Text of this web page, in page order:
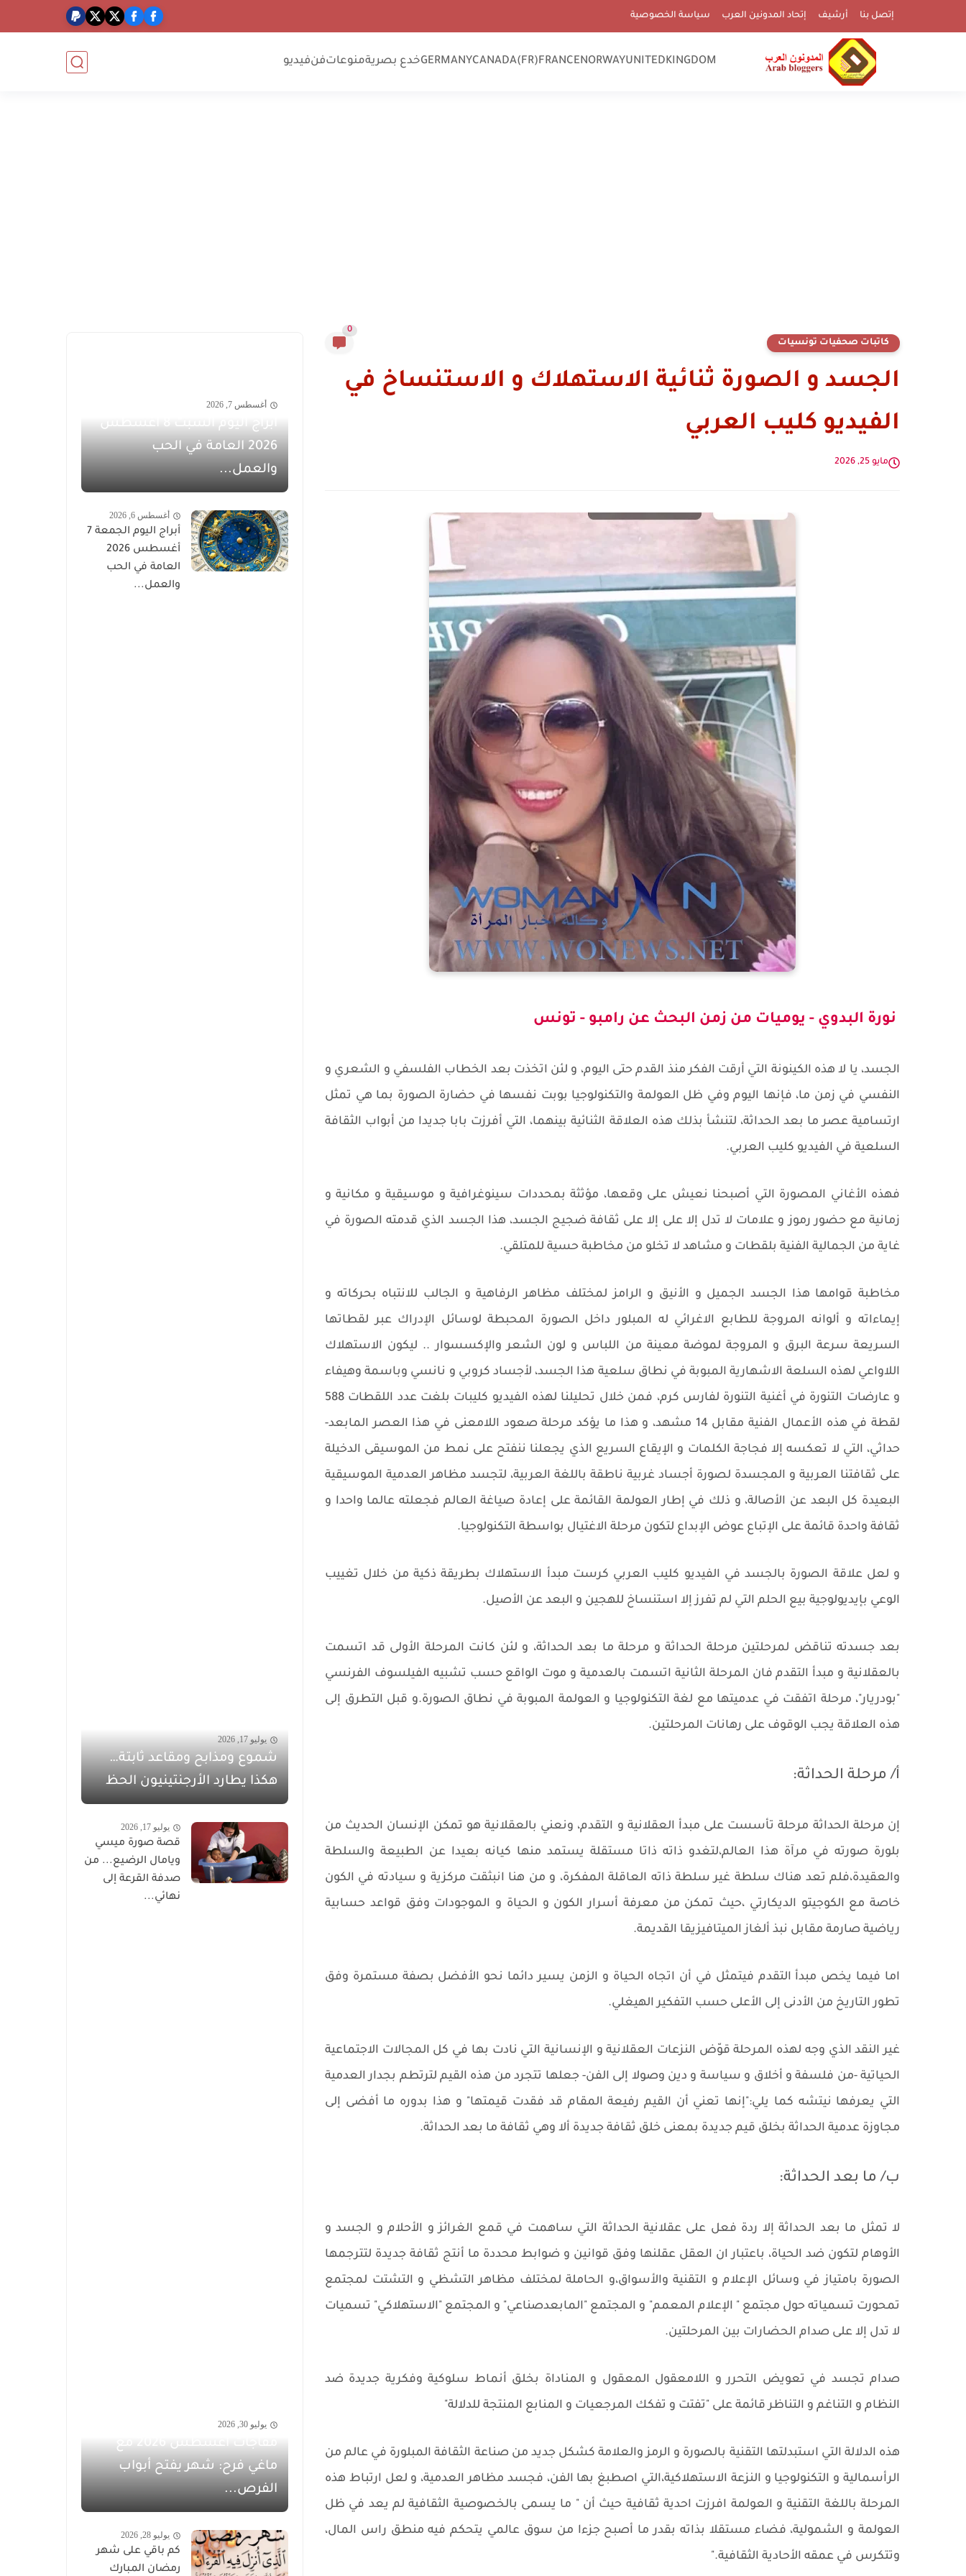
إتصل بنا أرشيف إتحاد المدونين العرب سياسة الخصوصية
UNITEDKINGDOM
NORWAY
FRANCE
CANADA(FR)
GERMANYخدع بصريةمنوعاتفنفيديو
كاتبات صحفيات تونسيات
0
الجسد و الصورة ثنائية الاستهلاك و الاستنساخ في
الفيديو كليب العربي
مايو 25, 2026
نورة البدوي - يوميات من زمن البحث عن رامبو - تونس
الجسد، يا لا هذه الكينونة التي أرقت الفكر منذ القدم حتى اليوم، و لئن اتخذت بعد الخطاب الفلسفي و الشعري و
النفسي في زمن ما، فإنها اليوم وفي ظل العولمة والتكنولوجيا بوبت نفسها في حضارة الصورة بما هي تمثل
ارتسامية عصر ما بعد الحداثة، لتنشأ بذلك هذه العلاقة الثنائية بينهما، التي أفرزت بابا جديدا من أبواب الثقافة
السلعية في الفيديو كليب العربي.
فهذه الأغاني المصورة التي أصبحنا نعيش على وقعها، مؤثثة بمحددات سينوغرافية و موسيقية و مكانية و
زمانية مع حضور رموز و علامات لا تدل إلا على إلا على ثقافة ضجيج الجسد، هذا الجسد الذي قدمته الصورة في
غاية من الجمالية الفنية بلقطات و مشاهد لا تخلو من مخاطبة حسية للمتلقي.
مخاطبة قوامها هذا الجسد الجميل و الأنيق و الرامز لمختلف مظاهر الرفاهية و الجالب للانتباه بحركاته و
إيماءاته و ألوانه المروجة للطابع الاغرائي له المبلور داخل الصورة المحبطة لوسائل الإدراك عبر لقطاتها
السريعة سرعة البرق و المروجة لموضة معينة من اللباس و لون الشعر والإكسسوار .. ليكون الاستهلاك
اللاواعي لهذه السلعة الاشهارية المبوبة في نطاق سلعية هذا الجسد، لأجساد كروبي و نانسي وباسمة وهيفاء
و عارضات التنورة في أغنية التنورة لفارس كرم، فمن خلال تحليلنا لهذه الفيديو كليبات بلغت عدد اللقطات 588
لقطة في هذه الأعمال الفنية مقابل 14 مشهد، و هذا ما يؤكد مرحلة صعود اللامعنى في هذا العصر المابعد-
حداثي، التي لا تعكسه إلا فجاجة الكلمات و الإيقاع السريع الذي يجعلنا ننفتح على نمط من الموسيقى الدخيلة
على ثقافتنا العربية و المجسدة لصورة أجساد غربية ناطقة باللغة العربية، لتجسد مظاهر العدمية الموسيقية
البعيدة كل البعد عن الأصالة، و ذلك في إطار العولمة القائمة على إعادة صياغة العالم فجعلته عالما واحدا و
ثقافة واحدة قائمة على الإتباع عوض الإبداع لتكون مرحلة الاغتيال بواسطة التكنولوجيا.
و لعل علاقة الصورة بالجسد في الفيديو كليب العربي كرست مبدأ الاستهلاك بطريقة ذكية من خلال تغييب
الوعي بإيديولوجية بيع الحلم التي لم تفرز إلا استنساخ للهجين و البعد عن الأصيل.
بعد جسدته تناقض لمرحلتين مرحلة الحداثة و مرحلة ما بعد الحداثة، و لئن كانت المرحلة الأولى قد اتسمت
بالعقلانية و مبدأ التقدم فان المرحلة الثانية اتسمت بالعدمية و موت الواقع حسب تشبيه الفيلسوف الفرنسي
"بودريار"، مرحلة اتفقت في عدميتها مع لغة التكنولوجيا و العولمة المبوبة في نطاق الصورة.و قبل التطرق إلى
هذه العلاقة يجب الوقوف على رهانات المرحلتين.
أ/ مرحلة الحداثة:
إن مرحلة الحداثة مرحلة تأسست على مبدأ العقلانية و التقدم، ونعني بالعقلانية هو تمكن الإنسان الحديث من
بلورة صورته في مرآة هذا العالم،لتغدو ذاته ذاتا مستقلة يستمد منها كيانه بعيدا عن الطبيعة والسلطة
والعقيدة،فلم تعد هناك سلطة غير سلطة ذاته العاقلة المفكرة، و من هنا انبثقت مركزية و سيادته في الكون
خاصة مع الكوجيتو الديكارتي ،حيث تمكن من معرفة أسرار الكون و الحياة و الموجودات وفق قواعد حسابية
رياضية صارمة مقابل نبذ ألغاز الميتافيزيقا القديمة.
اما فيما يخص مبدأ التقدم فيتمثل في أن اتجاه الحياة و الزمن يسير دائما نحو الأفضل بصفة مستمرة وفق
تطور التاريخ من الأدنى إلى الأعلى حسب التفكير الهيغلي.
غير النقد الذي وجه لهذه المرحلة قوّض النزعات العقلانية و الإنسانية التي نادت بها في كل المجالات الاجتماعية
الحياتية -من فلسفة و أخلاق و سياسة و دين وصولا إلى الفن- جعلها تتجرد من هذه القيم لترتطم بجدار العدمية
التي يعرفها نيتشه كما يلي:"إنها تعني أن القيم رفيعة المقام قد فقدت قيمتها" و هذا بدوره ما أفضى إلى
مجاوزة عدمية الحداثة بخلق قيم جديدة بمعنى خلق ثقافة جديدة ألا وهي ثقافة ما بعد الحداثة.
ب/ ما بعد الحداثة:
لا تمثل ما بعد الحداثة إلا ردة فعل على عقلانية الحداثة التي ساهمت في قمع الغرائز و الأحلام و الجسد و
الأوهام لتكون ضد الحياة، باعتبار ان العقل عقلنها وفق قوانين و ضوابط محددة ما أنتج ثقافة جديدة لتترجمها
الصورة بامتياز في وسائل الإعلام و التقنية والأسواق،و الحاملة لمختلف مظاهر التشظي و التشتت لمجتمع
تمحورت تسمياته حول مجتمع " الإعلام المعمم" و المجتمع "المابعدصناعي" و المجتمع "الاستهلاكي" تسميات
لا تدل إلا على صدام الحضارات بين المرحلتين.
صدام تجسد في تعويض التحرر و اللامعقول المعقول و المناداة بخلق أنماط سلوكية وفكرية جديدة ضد
النظام و التناغم و التناظر قائمة على "تفتت و تفكك المرجعيات و المنابع المنتجة للدلالة"
هذه الدلالة التي استبدلتها التقنية بالصورة و الرمز والعلامة كشكل جديد من صناعة الثقافة المبلورة في عالم من
الرأسمالية و التكنولوجيا و النزعة الاستهلاكية،التي اصطبغ بها الفن، فجسد مظاهر العدمية، و لعل ارتباط هذه
المرحلة باللغة التقنية و العولمة افرزت احدية ثقافية حيث أن " ما يسمى بالخصوصية الثقافية لم يعد في ظل
العولمة و الشمولية، فضاء مستقلا بذاته بقدر ما أصبح جزءا من سوق عالمي يتحكم فيه منطق راس المال،
وتتكرس في عمقه الأحادية الثقافية."
أغسطس 7, 2026
أبراج اليوم السبت 8 أغسطس
2026 العامة في الحب
والعمل...
أغسطس 6, 2026
أبراج اليوم الجمعة 7
أغسطس 2026
العامة في الحب
والعمل...
يوليو 17, 2026
شموع ومذابح ومقاعد ثابتة…
هكذا يطارد الأرجنتينيون الحظ
يوليو 17, 2026
قصة صورة ميسي
ويامال الرضيع... من
صدفة القرعة إلى
نهائي...
يوليو 30, 2026
مفاجآت أغسطس 2026 مع
ماغي فرح: شهر يفتح أبواب
الفرص...
يوليو 28, 2026
كم باقي على شهر
رمضان المبارك